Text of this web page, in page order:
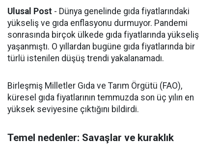
Ulusal Post - Dünya genelinde gıda fiyatlarındaki
yükseliş ve gıda enflasyonu durmuyor. Pandemi
sonrasında birçok ülkede gıda fiyatlarında yükseliş
yaşanmıştı. O yıllardan bugüne gıda fiyatlarında bir
türlü istenilen düşüş trendi yakalanamadı.
Birleşmiş Milletler Gıda ve Tarım Örgütü (FAO),
küresel gıda fiyatlarının temmuzda son üç yılın en
yüksek seviyesine çıktığını bildirdi.
Temel nedenler: Savaşlar ve kuraklık